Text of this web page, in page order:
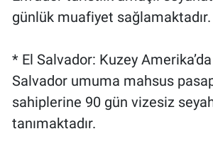
günlük muafiyet sağlamaktadır.
* El Salvador: Kuzey
Salvador umuma mahsus
sahiplerine 90 gün vizesiz
tanımaktadır.